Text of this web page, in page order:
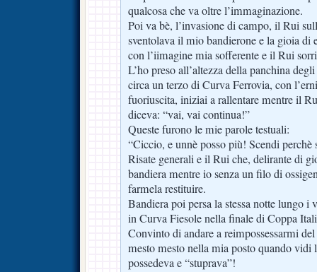
qualcosa che va oltre l’immaginazione.
Poi va bè, l’invasione di campo, il Rui
sventolava il mio bandierone e la gioia di
con l’iimagine mia sofferente e il Rui
L’ho preso all’altezza della panchina
circa un terzo di Curva Ferrovia, con
fuoriuscita, iniziai a rallentare mentre il
diceva: “vai, vai continua!”
Queste furono le mie parole testuali:
“Ciccio, e unnè posso più! Scendi perchè
Risate generali e il Rui che, delirante di
bandiera mentre io senza un filo di
farmela restituire.
Bandiera poi persa la stessa notte lungo i
in Curva Fiesole nella finale di Coppa
Convinto di andare a reimpossessarmi
mesto mesto nella mia posto quando vidi
possedeva e “stuprava”!